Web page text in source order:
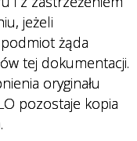
jeżeli
żąda
tej dokumentacji.
oryginału
pozostaje kopia